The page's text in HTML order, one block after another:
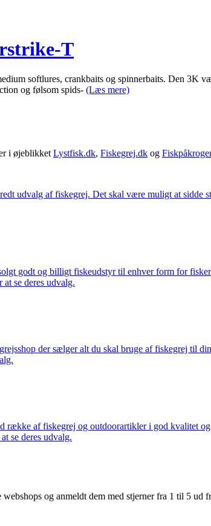
T
softlures, crankbaits og spinnerbaits. Den
og følsom spids- (Læs mere)
i øjeblikket Lystfisk.dk, Fiskegrej.dk og
udvalg af fiskegrej. Det skal være muligt at sidde
godt og billigt fiskeudstyr til enhver form for
se deres udvalg.
der sælger alt du skal bruge af fiskegrej til
række af fiskegrej og outdoorartikler i god kvalitet
se deres udvalg.
og anmeldt dem med stjerner fra 1 til 5